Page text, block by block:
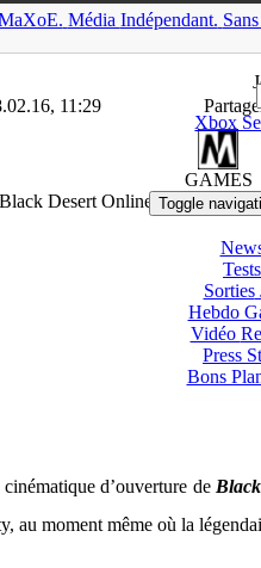
Média Indépendant.
Xbox
GAMES
Toggle
Tests
Sorties
Hebdo
Vidéo
Press
Bons
▲
11:29
PC
Black Desert Online dévoile sa
d’ouverture de
moment même où la